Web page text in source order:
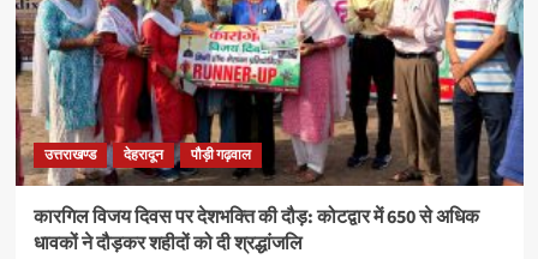
उत्तराखण्ड देहरादून पौड़ी गढ़वाल
कारगिल विजय दिवस पर देशभक्ति की दौड़: कोटद्वार में 650 से अधिक
धावकों ने दौड़कर शहीदों को दी श्रद्धांजलि